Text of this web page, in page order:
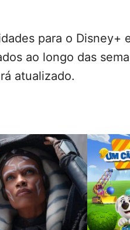
para o Disney+
ao longo das
atualizado.